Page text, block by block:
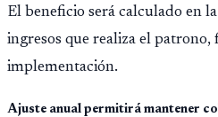
El beneficio será calculado en
ingresos que realiza el patrono,
implementación.
Ajuste anual permitirá mantener